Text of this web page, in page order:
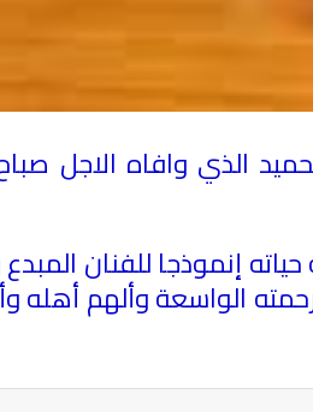
الذي وافاه الاجل
إنموذجا للفنان المبدع
الواسعة وألهم أهله
والشخصيات العامة يهنؤن
احمد فضل الله
وحقوق الشعب الفلسطيني